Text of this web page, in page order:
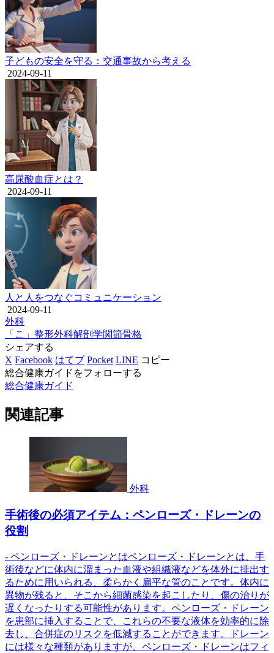
子どもの安全を守る：交通事故から考える
2024-09-11
高尿酸血症とは？
2024-09-11
人と人をつなぐコミュニケーション
2024-09-11
外科
「こ」 整形外科解剖学関節骨格
シェアする
X Facebook はてブ Pocket LINE コピー
総合健康ガイドをフォローする
総合健康ガイド
関連記事
外科
手術後の必須アイテム：ペンローズ・ドレーンの
役割
- ペンローズ・ドレーンとはペンローズ・ドレーンとは、手
術後などに体内に溜まった血液や組織液などを体外に排出す
るために用いられる、柔らかく扁平な管のことです。体内に
異物が残ると、そこから細菌感染を起こしたり、傷の治りが
遅くなったりする可能性があります。ペンローズ・ドレーン
を患部に挿入することで、これらの不要な液体を効率的に除
去し、合併症のリスクを低減することができます。ドレーン
には様々な種類がありますが、ペンローズ・ドレーンはフィ